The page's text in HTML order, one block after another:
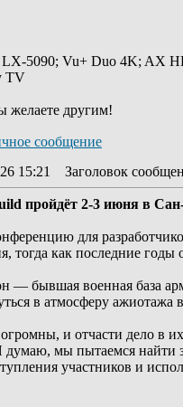
5090; Vu+ Duo 4K; AX
TV
желаете другим!
15:21 Заголовок
пройдёт 2-3 июня в
для
тогда как последние годы
— бывшая военная база
в атмосферу
и отчасти дело в
мы пытаемся найти
участников и